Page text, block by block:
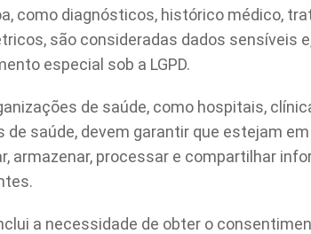
como diagnósticos, histórico médico,
são consideradas dados sensíveis
especial sob a LGPD.
de saúde, como hospitais,
de saúde, devem garantir que estejam
armazenar, processar e compartilhar
a necessidade de obter o